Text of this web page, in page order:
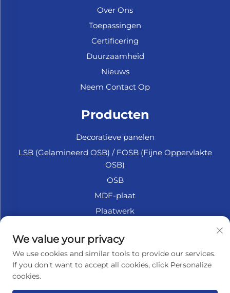
Over Ons
Toepassingen
Certificering
Duurzaamheid
Nieuws
Neem Contact Op
Producten
Decoratieve panelen
LSB (Gelamineerd OSB) / FOSB (Fijne Oppervlakte
OSB)
OSB
MDF-plaat
Plaatwerk
Fiberplaat
Accessoires
We value your privacy
We use cookies and similar tools to provide our services.
If you don't want to accept all cookies, click Personalize
cookies.